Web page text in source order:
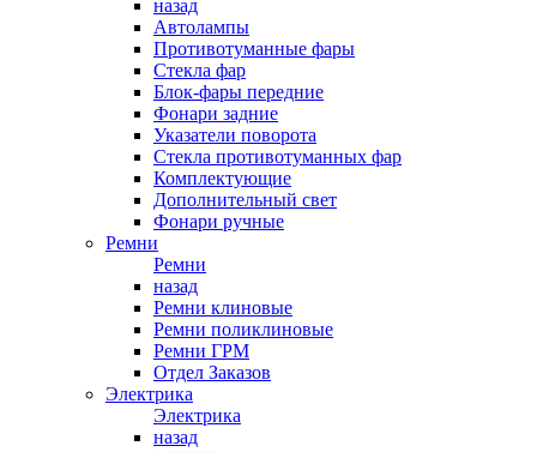
назад
Автолампы
Противотуманные фары
Стекла фар
Блок-фары передние
Фонари задние
Указатели поворота
Стекла противотуманных фар
Комплектующие
Дополнительный свет
Фонари ручные
Ремни
Ремни
назад
Ремни клиновые
Ремни поликлиновые
Ремни ГРМ
Отдел Заказов
Электрика
Электрика
назад